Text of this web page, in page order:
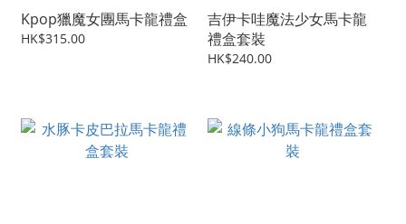
Kpop獵魔女團馬卡龍禮盒
HK$315.00
吉伊卡哇魔法少女馬卡龍
禮盒套裝
HK$240.00